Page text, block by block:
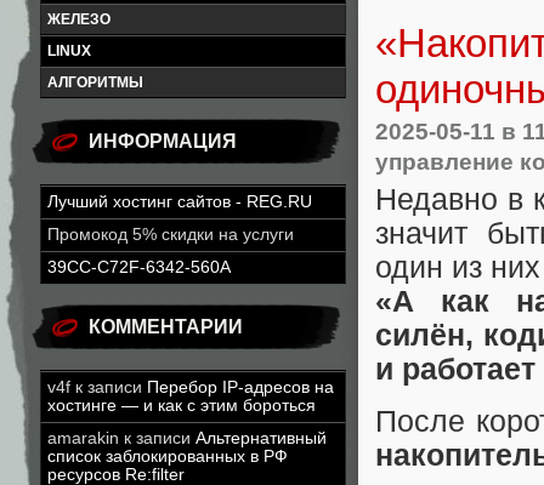
ЖЕЛЕЗО
LINUX
АЛГОРИТМЫ
ИНФОРМАЦИЯ
Лучший хостинг сайтов - REG.RU
Промокод 5% скидки на услуги
39CC-C72F-6342-560A
КОММЕНТАРИИ
v4f к записи Перебор IP-адресов на
хостинге — и как с этим бороться
amarakin к записи Альтернативный
список заблокированных в РФ
ресурсов Re:filter
2025-05-11 в
управление
Недавно в
значит
один из
«А как
силён,
и
После